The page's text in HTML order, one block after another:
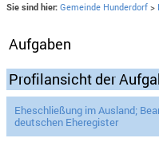
Sie sind hier: Gemeinde Hunderdorf >
Aufgaben
Profilansicht der
Eheschließung im Ausland;
deutschen Eheregister